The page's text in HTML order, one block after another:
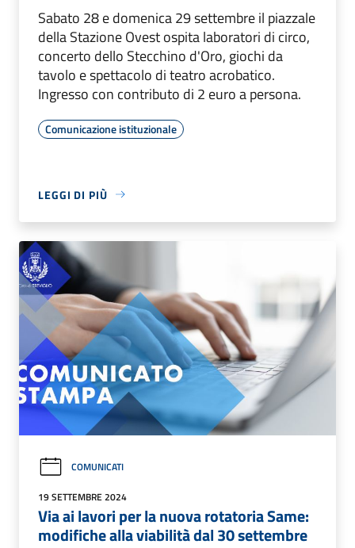
Sabato 28 e domenica 29 settembre il piazzale
della Stazione Ovest ospita laboratori di circo,
concerto dello Stecchino d'Oro, giochi da
tavolo e spettacolo di teatro acrobatico.
Ingresso con contributo di 2 euro a persona.
Comunicazione istituzionale
LEGGI DI PIÙ
COMUNICATI
19 SETTEMBRE 2024
Via ai lavori per la nuova rotatoria Same:
modifiche alla viabilità dal 30 settembre